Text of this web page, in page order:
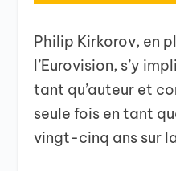
Philip Kirkorov, en
l’Eurovision, s’y
tant qu’auteur et
seule fois en tant
vingt-cinq ans sur